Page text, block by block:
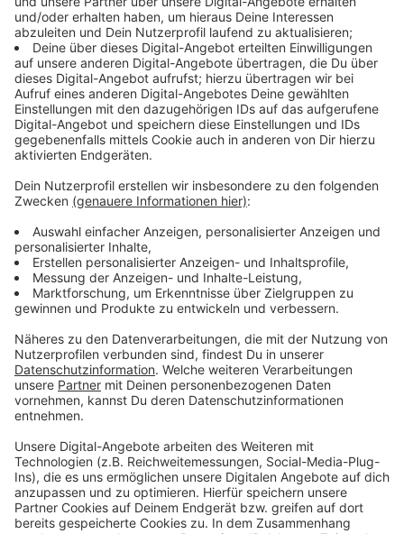
Anzeige
Gut dreißig öffentliche Padel-Courts
Anzeige
Im Moment gibt es gut dreißig öffentliche Padel-
Courts, die meisten sind Doppelplätze. Außerdem
haben zwei Tennisclubs in Lohausen und
auch Padel-Plätze eingerichtet.
Anzeige
Kein Angebot an der Ulenbergstraße
Anzeige
Trotz des Booms will die Stadt in der Freizeitstätte an
der Ulenbergstraße kein Angebot schaffen. Auf
Bezirkssportanlagen sei das möglich. Konkrete Pläne
gibt es aber noch nicht. Padel kommt aus Südamerika
und verbindet Elemente von Tennis und Squash.